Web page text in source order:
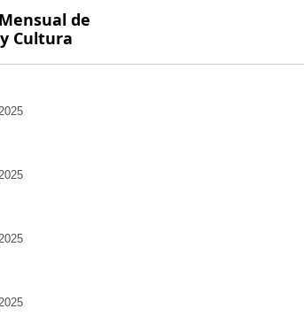
de
Cultura